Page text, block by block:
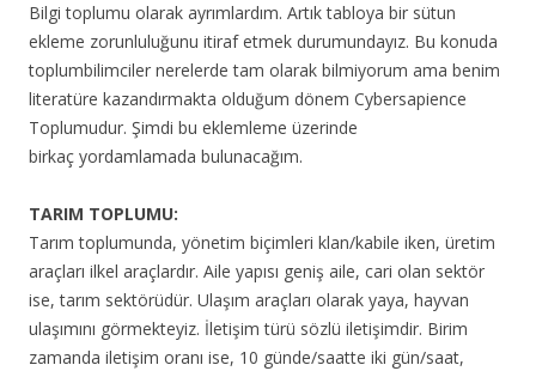
Bilgi toplumu olarak ayrımlardım. Artık tabloya bir sütun
ekleme zorunluluğunu itiraf etmek durumundayız. Bu konuda
toplumbilimciler nerelerde tam olarak bilmiyorum ama benim
literatüre kazandırmakta olduğum dönem Cybersapience
Toplumudur. Şimdi bu eklemleme üzerinde
birkaç yordamlamada bulunacağım.
TARIM TOPLUMU:
Tarım toplumunda, yönetim biçimleri klan/kabile iken, üretim
araçları ilkel araçlardır. Aile yapısı geniş aile, cari olan sektör
ise, tarım sektörüdür. Ulaşım araçları olarak yaya, hayvan
ulaşımını görmekteyiz. İletişim türü sözlü iletişimdir. Birim
zamanda iletişim oranı ise, 10 günde/saatte iki gün/saat,